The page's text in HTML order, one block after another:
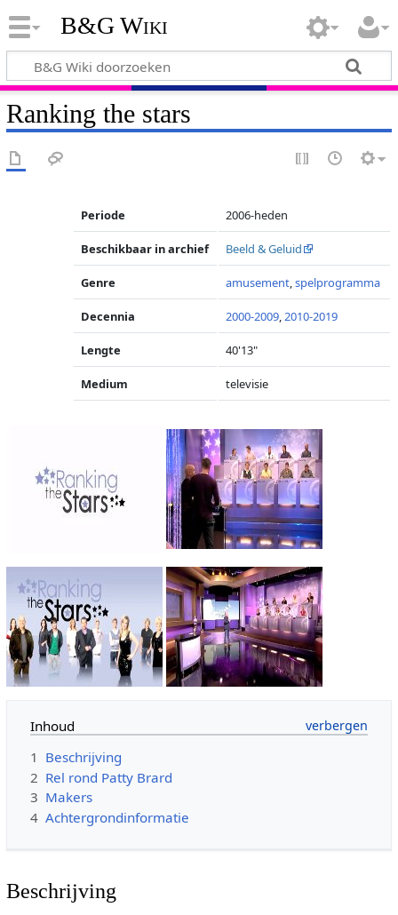
B&G Wiki
Ranking the stars
Periode 2006-heden
Beschikbaar in archief Beeld & Geluid
Genre amusement,spelprogramma
Decennia 2000-2009,2010-2019
Lengte 40'13"
Medium televisie
Inhoud
1 Beschrijving
2 Rel rond Patty Brard
3 Makers
4 Achtergrondinformatie
Beschrijving